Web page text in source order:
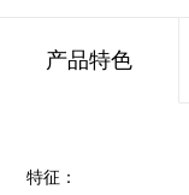
产品特色
特征：